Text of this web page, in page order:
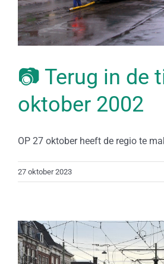
📷 Terug in de
oktober 2002
OP 27 oktober heeft de regio te
27 oktober 2023